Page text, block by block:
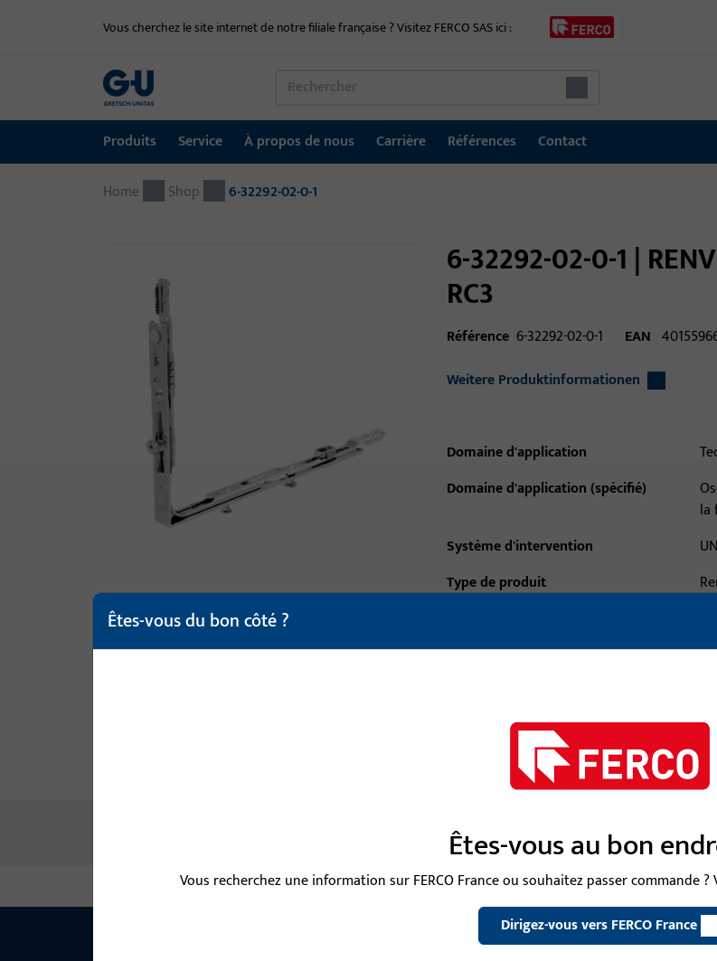
Vous cherchez le site internet de notre filiale française ? Visitez FERCO SAS ici :
Produits
Produits
Technique de porte
Systèmes d'entrée automatiques
Matériel de montage
Service
Service
À propos de nous
À propos de nous
Carrière
Carrière
Références
Références
Contact
Contact
Home Shop 6-32292-02-0-1
6-32292-02-0-1 |
RC3
Référence 6-32292-02-0-1 EAN
Weitere Produktinformationen
Domaine d'application
Domaine d'application (spécifié)
la
Système d'intervention
Type de produit
Poids brut
Unité minimale de commande
1
Caractéristiques techniques
CONTACT
Êtes-vous du bon côté ?
Êtes-vous au bon
Vous recherchez une information sur FERCO France ou souhaitez passer commande
Dirigez-vous vers FERCO France